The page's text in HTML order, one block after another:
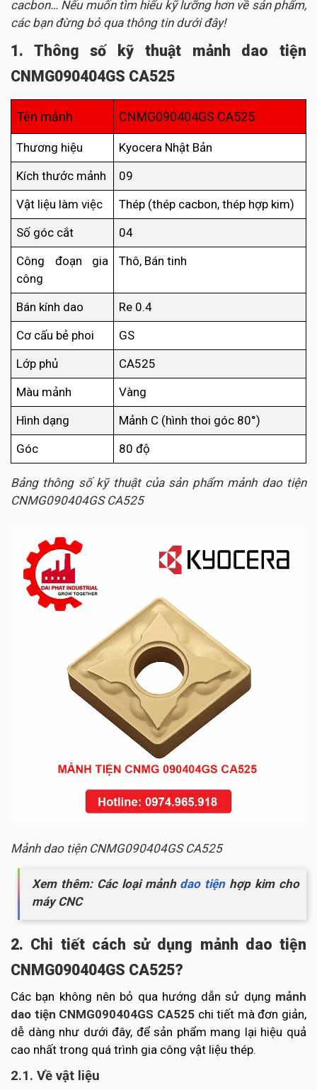
cacbon… Nếu muốn tìm hiểu kỹ lưỡng hơn về sản phẩm,
các bạn đừng bỏ qua thông tin dưới đây!
1. Thông số kỹ thuật mảnh dao tiện
CNMG090404GS CA525
Tên mảnh CNMG090404GS CA525
Thương hiệu
Kyocera Nhật Bản
Kích thước mảnh
09
Vật liệu làm việc
Thép (thép cacbon, thép hợp kim)
Số góc cắt
04
Công đoạn gia
công
Thô, Bán tinh
Bán kính dao
Re 0.4
Cơ cấu bẻ phoi
GS
Lớp phủ
CA525
Màu mảnh
Vàng
Hình dạng
Mảnh C (hình thoi góc 80°)
Góc
80 độ
Bảng thông số kỹ thuật của sản phẩm mảnh dao tiện
CNMG090404GS CA525
Mảnh dao tiện CNMG090404GS CA525
Xem thêm: Các loại mảnh dao tiệnhợp kim cho
máy CNC
2. Chi tiết cách sử dụng mảnh dao tiện
CNMG090404GS CA525?
Các bạn không nên bỏ qua hướng dẫn sử dụng mảnh
dao tiện CNMG090404GS CA525chi tiết mà đơn giản,
dễ dàng như dưới đây, để sản phẩm mang lại hiệu quả
cao nhất trong quá trình gia công vật liệu thép.
2.1. Về vật liệu